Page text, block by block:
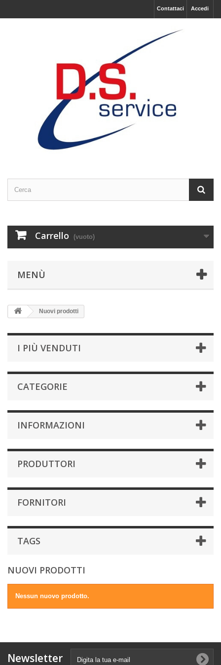
Accedi
Contattaci
Carrello (vuoto)
MENÙ
Nuovi prodotti
I PIÙ VENDUTI
CATEGORIE
INFORMAZIONI
PRODUTTORI
FORNITORI
TAGS
NUOVI PRODOTTI
Nessun nuovo prodotto.
Newsletter